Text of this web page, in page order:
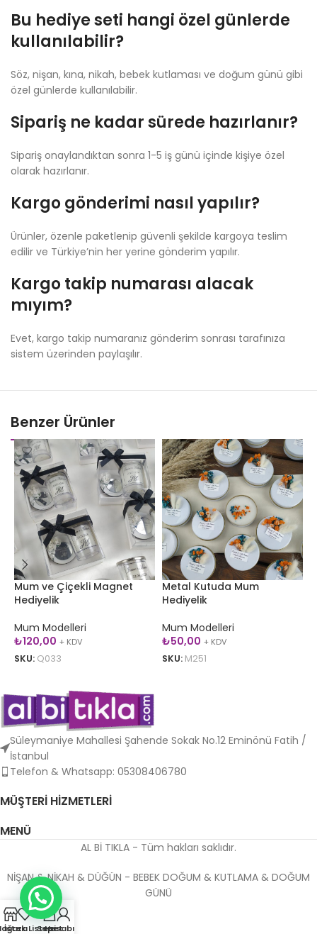
Bu hediye seti hangi özel günlerde
kullanılabilir?
Söz, nişan, kına, nikah, bebek kutlaması ve doğum günü gibi
özel günlerde kullanılabilir.
Sipariş ne kadar sürede hazırlanır?
Sipariş onaylandıktan sonra 1-5 iş günü içinde kişiye özel
olarak hazırlanır.
Kargo gönderimi nasıl yapılır?
Ürünler, özenle paketlenip güvenli şekilde kargoya teslim
edilir ve Türkiye’nin her yerine gönderim yapılır.
Kargo takip numarası alacak
mıyım?
Evet, kargo takip numaranız gönderim sonrası tarafınıza
sistem üzerinden paylaşılır.
Benzer Ürünler
Mum ve Çiçekli Magnet
Hediyelik
Mum Modelleri
₺120,00 + KDV
SKU: Q033
Metal Kutuda Mum
Hediyelik
Mum Modelleri
₺50,00 + KDV
SKU: M251
Süleymaniye Mahallesi Şahende Sokak No.12 Eminönü Fatih /
İstanbul
Telefon & Whatsapp: 05308406780
MÜŞTERI HIZMETLERI
MENÜ
AL Bİ TIKLA - Tüm hakları saklıdır.
NİŞAN & NİKAH & DÜĞÜN - BEBEK DOĞUM & KUTLAMA & DOĞUM
GÜNÜ
İstek Listesi
0
Sepet
Hesabım